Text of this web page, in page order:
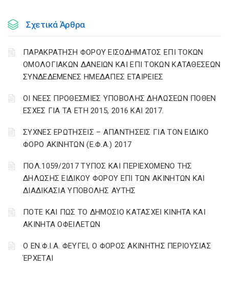
Σχετικά Άρθρα
ΠΑΡΑΚΡΑΤΗΣΗ ΦΟΡΟΥ ΕΙΣΟΔΗΜΑΤΟΣ ΕΠΙ ΤΟΚΩΝ
ΟΜΟΛΟΓΙΑΚΩΝ ΔΑΝΕΙΩΝ ΚΑΙ ΕΠΙ ΤΟΚΩΝ ΚΑΤΑΘΕΣΕΩΝ
ΣΥΝΔΕΔΕΜΕΝΕΣ ΗΜΕΔΑΠΕΣ ΕΤΑΙΡΕΙΕΣ
ΟΙ ΝΕΕΣ ΠΡΟΘΕΣΜΙΕΣ ΥΠΟΒΟΛΗΣ ΔΗΛΩΣΕΩΝ ΠΟΘΕΝ
ΕΣΧΕΣ ΓΙΑ ΤΑ ΕΤΗ 2015, 2016 ΚΑΙ 2017.
ΣΥΧΝΕΣ ΕΡΩΤΗΣΕΙΣ – ΑΠΑΝΤΗΣΕΙΣ ΓΙΑ ΤΟΝ ΕΙΔΙΚΟ
ΦΟΡΟ ΑΚΙΝΗΤΩΝ (Ε.Φ.Α.) 2017
ΠΟΛ.1059/2017 ΤΥΠΟΣ ΚΑΙ ΠΕΡΙΕΧΟΜΕΝΟ ΤΗΣ
ΔΗΛΩΣΗΣ ΕΙΔΙΚΟΥ ΦΟΡΟΥ ΕΠΙ ΤΩΝ ΑΚΙΝΗΤΩΝ ΚΑΙ
ΔΙΑΔΙΚΑΣΙΑ ΥΠΟΒΟΛΗΣ ΑΥΤΗΣ
ΠΟΤΕ ΚΑΙ ΠΩΣ ΤΟ ΔΗΜΟΣΙΟ ΚΑΤΑΣΧΕΙ ΚΙΝΗΤΑ ΚΑΙ
ΑΚΙΝΗΤΑ ΟΦΕΙΛΕΤΩΝ
Ο ΕΝ.Φ.Ι.Α. ΦΕΥΓΕΙ, Ο ΦΟΡΟΣ ΑΚΙΝΗΤΗΣ ΠΕΡΙΟΥΣΙΑΣ
ΈΡΧΕΤΑΙ